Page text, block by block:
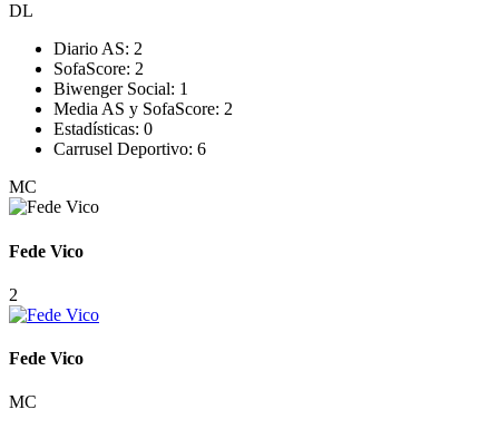
DL
Diario AS: 2
SofaScore: 2
Biwenger Social: 1
Media AS y SofaScore: 2
Estadísticas: 0
Carrusel Deportivo: 6
MC
Fede Vico
2
Fede Vico
MC